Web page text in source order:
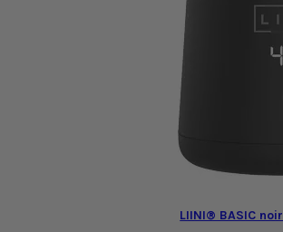
LIINI® BASIC noir